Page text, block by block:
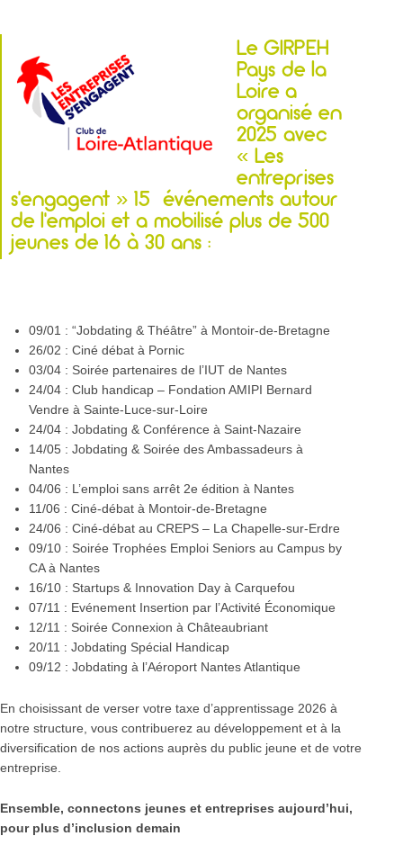
Le GIRPEH
Pays de la
Loire a
organisé en
2025 avec
« Les
entreprises
s’engagent » 15 événements autour
de l’emploi et a mobilisé plus de 500
jeunes de 16 à 30 ans :
09/01 : “Jobdating & Théâtre” à Montoir-de-Bretagne
26/02 : Ciné débat à Pornic
03/04 : Soirée partenaires de l’IUT de Nantes
24/04 : Club handicap – Fondation AMIPI Bernard
Vendre à Sainte-Luce-sur-Loire
24/04 : Jobdating & Conférence à Saint-Nazaire
14/05 : Jobdating & Soirée des Ambassadeurs à
Nantes
04/06 : L’emploi sans arrêt 2e édition à Nantes
11/06 : Ciné-débat à Montoir-de-Bretagne
24/06 : Ciné-débat au CREPS – La Chapelle-sur-Erdre
09/10 : Soirée Trophées Emploi Seniors au Campus by
CA à Nantes
16/10 : Startups & Innovation Day à Carquefou
07/11 : Evénement Insertion par l’Activité Économique
12/11 : Soirée Connexion à Châteaubriant
20/11 : Jobdating Spécial Handicap
09/12 : Jobdating à l’Aéroport Nantes Atlantique
En choisissant de verser votre taxe d’apprentissage 2026 à
notre structure, vous contribuerez au développement et à la
diversification de nos actions auprès du public jeune et de votre
entreprise.
Ensemble, connectons jeunes et entreprises aujourd’hui,
pour plus d’inclusion demain